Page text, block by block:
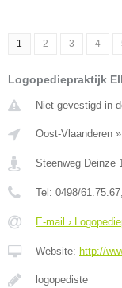
1 2 3 4
Logopediepraktijk
Niet gevestigd in
Oost-Vlaanderen »
Steenweg Deinze
Tel: 0498/61.75.67
E-mail ›
Website: http://
logopediste